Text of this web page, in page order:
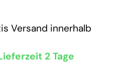
Versand innerhalb
2 Tage